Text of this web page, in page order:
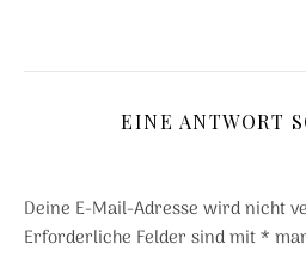
EINE ANTWORT
Deine E-Mail-Adresse wird nicht
Erforderliche Felder sind mit*